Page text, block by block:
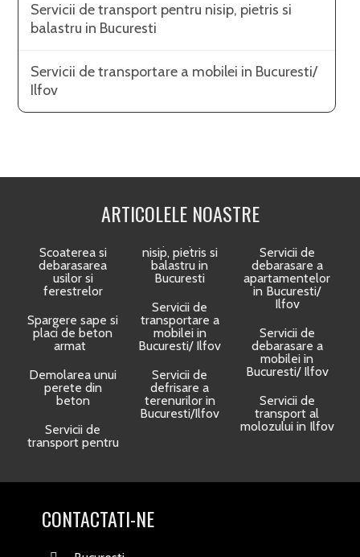
Servicii de transport pentru nisip, pietris si
balastru in Bucuresti
Servicii de transportare a mobilei in Bucuresti/
Ilfov
ARTICOLELE NOASTRE
Scoaterea si
debarasarea
usilor si
ferestrelor
Spargere sape si
placi de beton
armat
Demolarea unui
perete din
beton
Servicii de
transport pentru
nisip, pietris si
balastru in
Bucuresti
Servicii de
transportare a
mobilei in
Bucuresti/ Ilfov
Servicii de
defrisare a
terenurilor in
Bucuresti/Ilfov
Servicii de
debarasare a
apartamentelor
in Bucuresti/
Ilfov
Servicii de
debarasare a
mobilei in
Bucuresti/ Ilfov
Servicii de
transport al
molozului in Ilfov
CONTACTATI-NE